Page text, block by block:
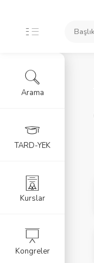
Arama
TARD-YEK
Kurslar
Kongreler